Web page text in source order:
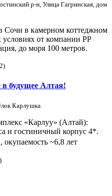
р-н, Улица Гагринская, дом
Сочи в камерном коттеджном
от компании РР
до моря 100 метров.
в будущее Алтая!
Карлушка
«Карлуу» (Алтай):
и гостиничный корпус 4*.
окупаемость ~6,8 лет